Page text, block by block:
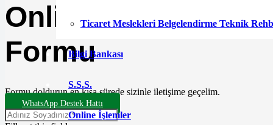
Ticaret Meslekleri Belgelendirme Teknik
Bilgi Bankası
S.S.S.
Online İşlemler
Online Başvuru
Formu
Formu doldurun en kısa sürede sizinle iletişime geçelim.
WhatsApp Destek Hattı